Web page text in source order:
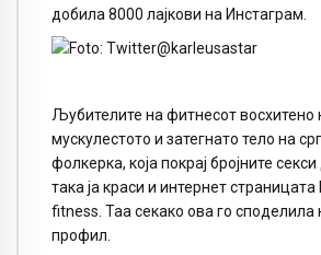
добила 8000 лајкови на Инстаграм.
Љубителите на фитнесот восхитено
мускулестото и затегнато тело на
фолкерка, која покрај бројните секси
така ја краси и интернет страницата
fitness. Таа секако ова го споделила
профил.